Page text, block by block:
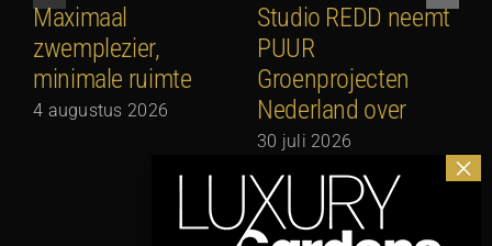
Maximaal
zwemplezier,
minimale ruimte
4 augustus 2026
Studio REDD neemt
PUUR
Groenprojecten
Nederland over
30 juli 2026